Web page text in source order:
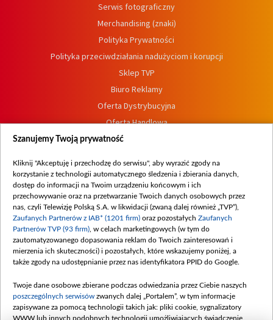
Serwis fotograficzny
Merchandising (znaki)
Polityka Prywatności
Polityka przeciwdziałania nadużyciom i korupcji
Sklep TVP
Biuro Reklamy
Oferta Dystrybucyjna
Oferta Handlowa
Dostępność
Procedura zgłoszeń wewnętrznych
Szanujemy Twoją prywatność
Kliknij "Akceptuję i przechodzę do serwisu", aby wyrazić zgody na
korzystanie z technologii automatycznego śledzenia i zbierania danych,
dostęp do informacji na Twoim urządzeniu końcowym i ich
przechowywanie oraz na przetwarzanie Twoich danych osobowych przez
nas, czyli Telewizję Polską S.A. w likwidacji (zwaną dalej również „TVP”),
Zaufanych Partnerów z IAB* (1201 firm) oraz pozostałych Zaufanych
Partnerów TVP (93 firm) , w celach marketingowych (w tym do
zautomatyzowanego dopasowania reklam do Twoich zainteresowań i
mierzenia ich skuteczności) i pozostałych, które wskazujemy poniżej, a
także zgody na udostępnianie przez nas identyfikatora PPID do Google.
Twoje dane osobowe zbierane podczas odwiedzania przez Ciebie naszych
poszczególnych serwisów zwanych dalej „Portalem”, w tym informacje
zapisywane za pomocą technologii takich jak: pliki cookie, sygnalizatory
WWW lub innych podobnych technologii umożliwiających świadczenie